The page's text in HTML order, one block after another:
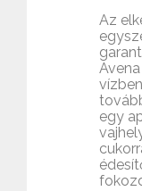
Az
egy